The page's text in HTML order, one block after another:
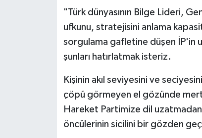
"Türk dünyasının Bilge Lideri,
ufkunu, stratejisini anlama
sorgulama gafletine düşen İP'in
şunları hatırlatmak isteriz.
Kişinin akıl seviyesini ve
çöpü görmeyen el gözünde
Hareket Partimize dil
öncülerinin sicilini bir gözden